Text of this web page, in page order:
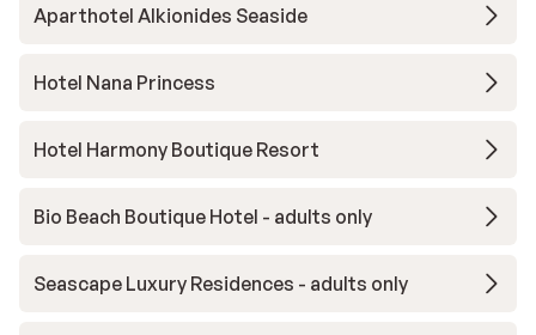
Aparthotel Alkionides Seaside
Hotel Nana Princess
Hotel Harmony Boutique Resort
Bio Beach Boutique Hotel - adults only
Seascape Luxury Residences - adults only